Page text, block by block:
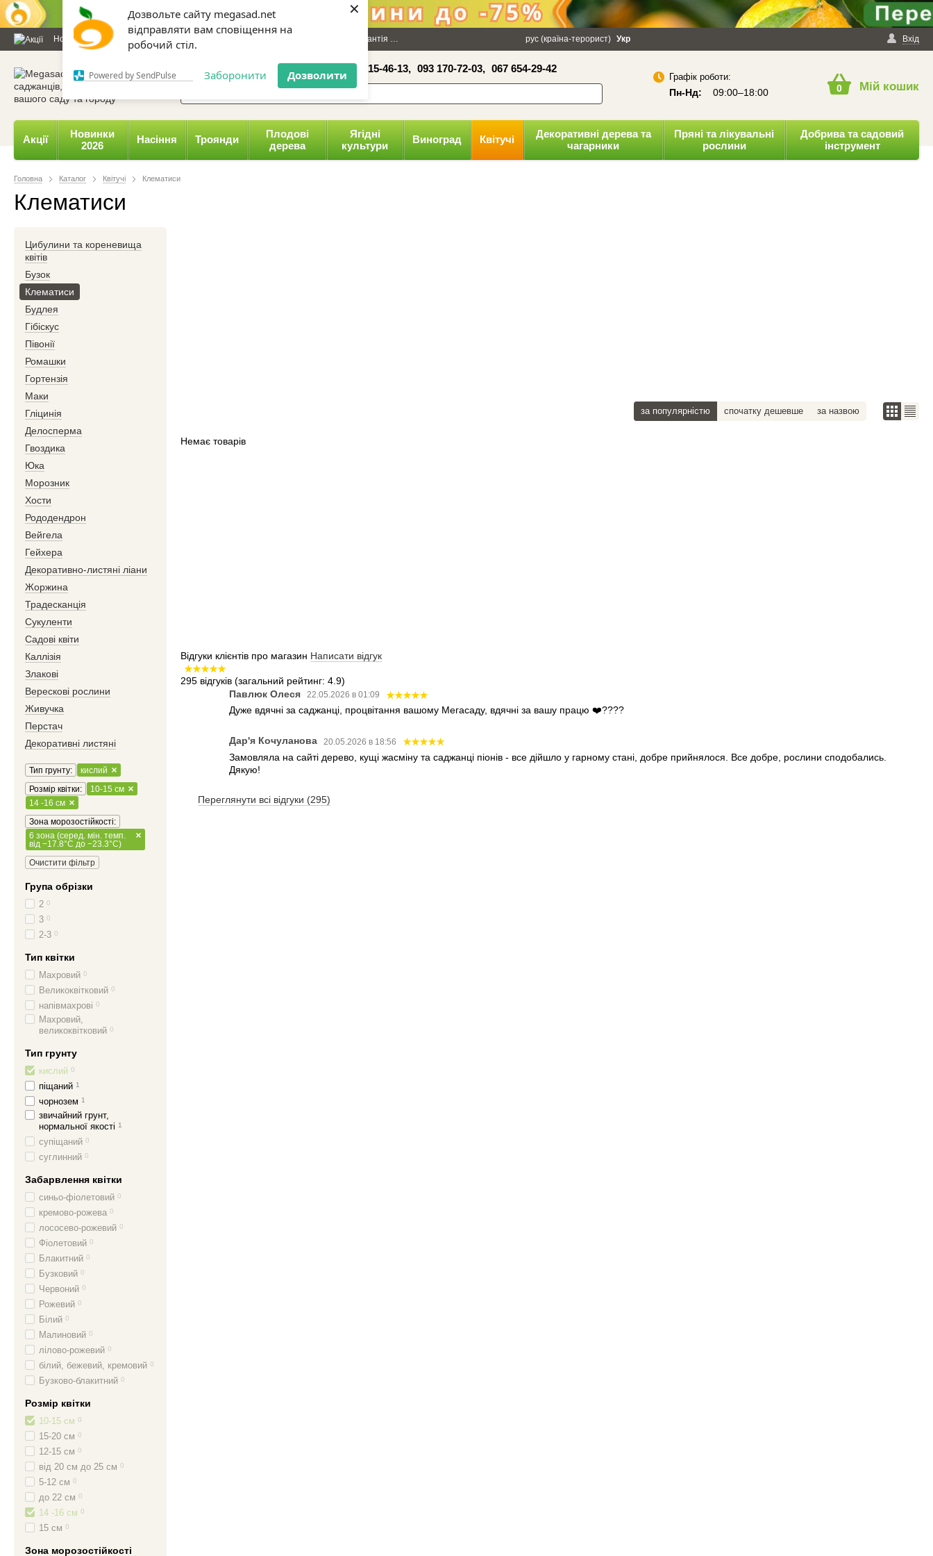
Дозвольте сайту megasad.net
відправляти вам сповіщення на
робочий стіл.
Powered by SendPulse Заборонити Дозволити
×
Новини та статті Каталог Контакти Гарантія Політика конфіденційності Вхід
рус (країна-терорист) Укр
0 800 332-015, 067 654-16-41, 050 515-46-13, 093 170-72-03, 067 654-29-42
Графік роботи:
Пн-Нд: 09:00–18:00 0 Мій кошик
Акції
Новинки
2026
Насіння Троянди
Плодові
дерева
Ягідні
культури
Виноград Квітучі
Декоративні дерева та
чагарники
Пряні та лікувальні
рослини
Добрива та садовий
інструмент
Головна Каталог Квітучі Клематиси
Клематиси
за популярністю спочатку дешевше за назвою
Немає товарів
Відгуки клієнтів про магазин Написати відгук
295 відгуків (загальний рейтинг: 4.9)
Павлюк Олеся
22.05.2026 в 01:09
Дуже вдячні за саджанці, процвітання вашому Мегасаду, вдячні за вашу працю ❤️????
Дар'я Кочуланова 20.05.2026 в 18:56
Замовляла на сайті дерево, кущі жасміну та саджанці піонів - все дійшло у гарному стані, добре прийнялося. Все добре, рослини сподобались.
Дякую!
Переглянути всі відгуки (295)
Цибулини та кореневища
квітів
Бузок
Клематиси
Будлея
Гібіскус
Півонії
Ромашки
Гортензія
Маки
Гліцинія
Делосперма
Гвоздика
Юка
Морозник
Хости
Рододендрон
Вейгела
Гейхера
Декоративно-листяні ліани
Жоржина
Традесканція
Сукуленти
Садові квіти
Каллізія
Злакові
Верескові рослини
Живучка
Перстач
Декоративні листяні
Тип грунту:
кислий
Розмір квітки:
10-15 см
14 -16 см
Зона морозостійкості:
6 зона (серед. мін. темп.
від −17.8°C до −23.3°C)
Очистити фільтр
Група обрізки
2 0
3 0
2-3 0
Тип квітки
Махровий 0
Великоквітковий 0
напівмахрові 0
Махровий,
великоквітковий 0
Тип грунту
кислий 0
піщаний 1
чорнозем 1
звичайний грунт,
нормальної якості 1
супіщаний 0
суглинний 0
Забарвлення квітки
синьо-фіолетовий 0
кремово-рожева 0
лососево-рожевий 0
Фіолетовий 0
Блакитний 0
Бузковий 0
Червоний 0
Рожевий 0
Білий 0
Малиновий 0
лілово-рожевий 0
білий, бежевий, кремовий 0
Бузково-блакитний 0
Розмір квітки
10-15 см 0
15-20 см 0
12-15 см 0
від 20 см до 25 см 0
5-12 см 0
до 22 см 0
14 -16 см 0
15 см 0
Зона морозостійкості